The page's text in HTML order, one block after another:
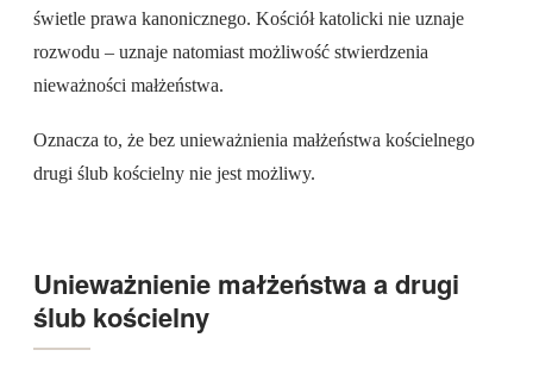
świetle prawa kanonicznego. Kościół katolicki nie uznaje
rozwodu – uznaje natomiast możliwość stwierdzenia
nieważności małżeństwa.
Oznacza to, że bez unieważnienia małżeństwa kościelnego
drugi ślub kościelny nie jest możliwy.
Unieważnienie małżeństwa a drugi
ślub kościelny